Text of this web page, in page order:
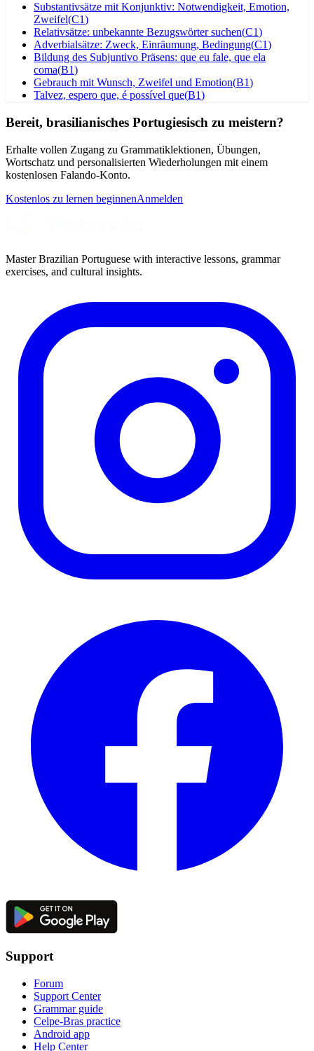
Substantivsätze mit Konjunktiv: Notwendigkeit, Emotion,
Zweifel(C1)
Relativsätze: unbekannte Bezugswörter suchen(C1)
Adverbialsätze: Zweck, Einräumung, Bedingung(C1)
Bildung des Subjuntivo Präsens: que eu fale, que ela
coma(B1)
Gebrauch mit Wunsch, Zweifel und Emotion(B1)
Talvez, espero que, é possível que(B1)
Bereit, brasilianisches Portugiesisch zu meistern?
Erhalte vollen Zugang zu Grammatiklektionen, Übungen,
Wortschatz und personalisierten Wiederholungen mit einem
kostenlosen Falando-Konto.
Kostenlos zu lernen beginnenAnmelden
Master Brazilian Portuguese with interactive lessons, grammar
exercises, and cultural insights.
Support
Forum
Support Center
Grammar guide
Celpe-Bras practice
Android app
Help Center